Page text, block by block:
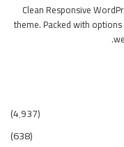
Clean Responsive
theme. Packed with
(4٬937)
(638)